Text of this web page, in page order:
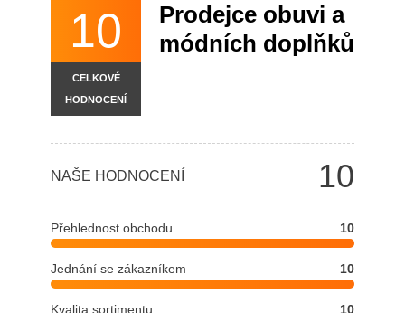
10
CELKOVÉ
HODNOCENÍ
Prodejce obuvi a
módních doplňků
10
NAŠE HODNOCENÍ
Přehlednost obchodu 10
Jednání se zákazníkem 10
Kvalita sortimentu 10